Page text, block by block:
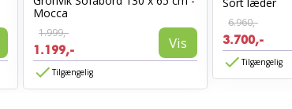
Mocca
1.999,-
1.199,- Vis
Tilgængelig
6.960,-
3.700,-
Tilgængelig